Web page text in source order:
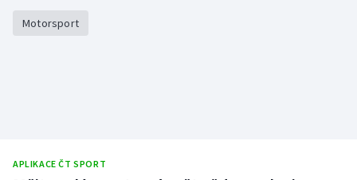
Veslování
Motorsport
APLIKACE ČT SPORT